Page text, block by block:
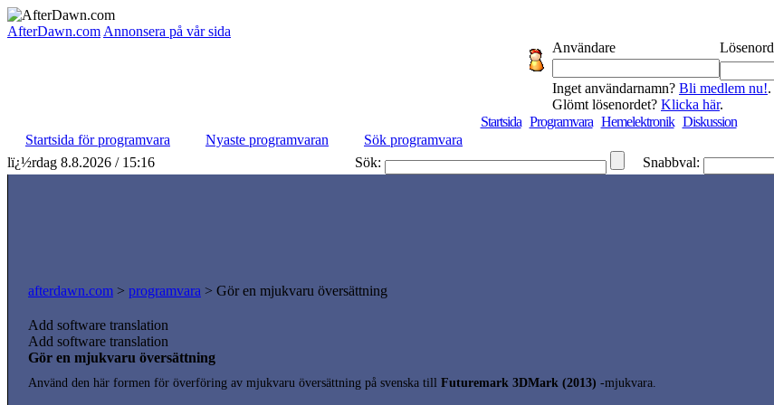
AfterDawn.com Annonsera på vår sida
Användare
Lösenord
Inget användarnamn? Bli medlem nu!.
Glömt lösenordet? Klicka här.
Startsida Programvara Hemelektronik Diskussion
Startsida för programvara
Nyaste programvaran
Sök programvara
lï¿½rdag 8.8.2026 / 15:16
Sök: Snabbval:
afterdawn.com > programvara > Gör en mjukvaru översättning
Add software translation
Add software translation
Gör en mjukvaru översättning
Använd den här formen för överföring av mjukvaru översättning på svenska till Futuremark 3DMark (2013) -mjukvara.